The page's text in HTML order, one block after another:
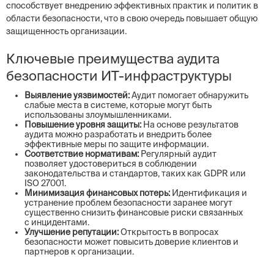
способствует внедрению эффективных практик и политик в
области безопасности, что в свою очередь повышает общую
защищенность организации.
Ключевые преимущества аудита
безопасности ИТ-инфраструктуры
Выявление уязвимостей:Аудит помогает обнаружить
слабые места в системе, которые могут быть
использованы злоумышленниками.
Повышение уровня защиты: На основе результатов
аудита можно разработать и внедрить более
эффективные меры по защите информации.
Соответствие нормативам: Регулярный аудит
позволяет удостовериться в соблюдении
законодательства и стандартов, таких как GDPR или
ISO 27001.
Минимизация финансовых потерь: Идентификация и
устранение проблем безопасности заранее могут
существенно снизить финансовые риски связанных
с инцидентами.
Улучшение репутации:Открытость в вопросах
безопасности может повысить доверие клиентов и
партнеров к организации.